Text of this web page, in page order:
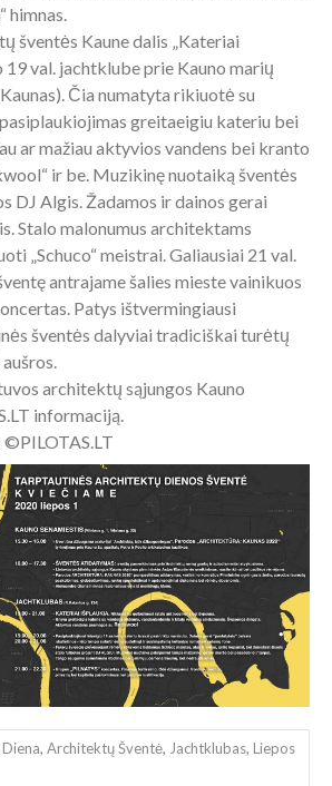
himnas.
šventės Kaune dalis „Kateriai
19 val. jachtklube prie Kauno marių
Čia numatyta rikiuotė su
greitaeigiu kateriu bei
ar mažiau aktyvios vandens bei kranto
ir be. Muzikinę nuotaiką šventės
DJ Algis. Žadamos ir dainos gerai
Stalo malonumus architektams
„Schuco“ meistrai. Galiausiai 21 val.
antrajame šalies mieste vainikuos
Patys ištvermingiausi
šventės dalyviai tradiciškai turėtų
architektų sąjungos Kauno
informaciją.
, Architektų Šventė, Jachtklubas, Liepos